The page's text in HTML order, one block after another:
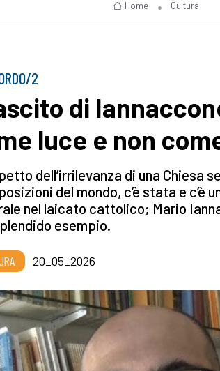
Home Cultura
2
di
luce e non
dell’irrilevanza di una Chiesa
del mondo, c’è stata e c’è
nel laicato cattolico; Mario
esempio.
20_05_2026